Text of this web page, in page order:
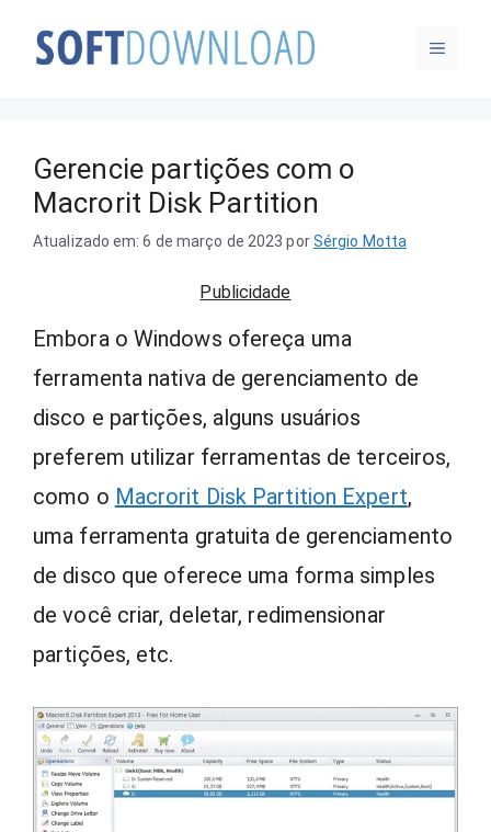
para
MENU
Gerencie partições com o
Macrorit Disk Partition
Atualizado em: 6 de março de 2023 porSérgio Motta
Publicidade
Embora o Windows ofereça uma
ferramenta nativa de gerenciamento de
disco e partições, alguns usuários
preferem utilizar ferramentas de terceiros,
como o Macrorit Disk Partition Expert,
uma ferramenta gratuita de gerenciamento
de disco que oferece uma forma simples
de você criar, deletar, redimensionar
partições, etc.